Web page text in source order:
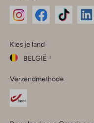
InstagramFacebook
Kies je land
BELGIË
je
land
Verzendmethode